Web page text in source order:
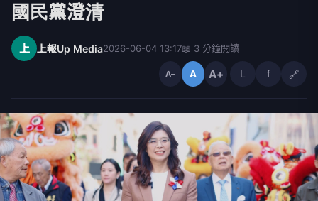
國民黨澄清
上 上報Up Media2026-06-04 13:17📖 3 分鐘閱讀
A− A A+ L f 🔗